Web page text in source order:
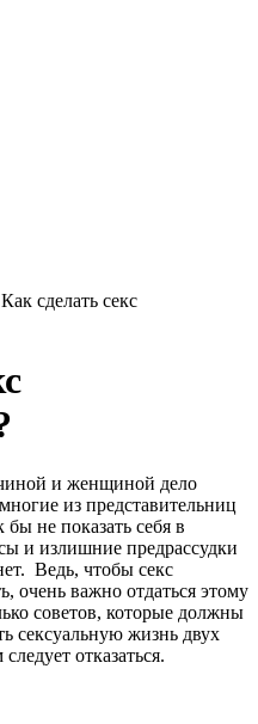
сделать секс
и женщиной дело
из представительниц
не показать себя в
и излишние предрассудки
Ведь, чтобы секс
очень важно отдаться этому
советов, которые должны
сексуальную жизнь двух
отказаться.